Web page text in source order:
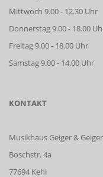
Mittwoch 9.00 - 12.30 Uhr
Donnerstag 9.00 - 18.00
Freitag 9.00 - 18.00 Uhr
Samstag 9.00 - 14.00 Uhr
KONTAKT
Musikhaus Geiger &
Boschstr. 4a
77694 Kehl